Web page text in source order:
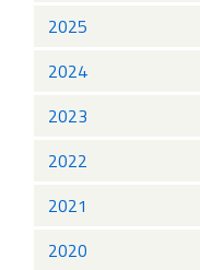
2025
2024
2023
2022
2021
2020